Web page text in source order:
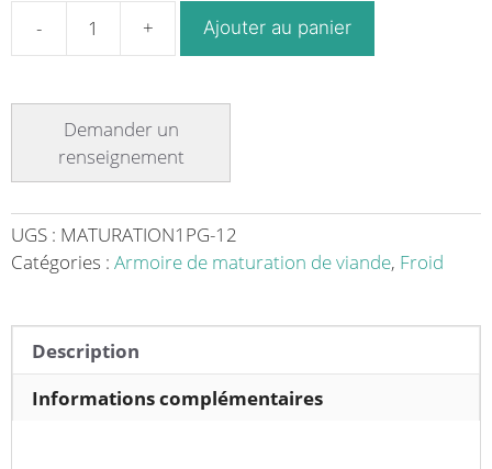
quantité
de
maturation
pour
1
porte
pour
Affiner
Ajouter au panier
UGS : MATURATION1PG-12
Catégories : Armoire de maturation de viande, Froid
Description
Informations complémentaires